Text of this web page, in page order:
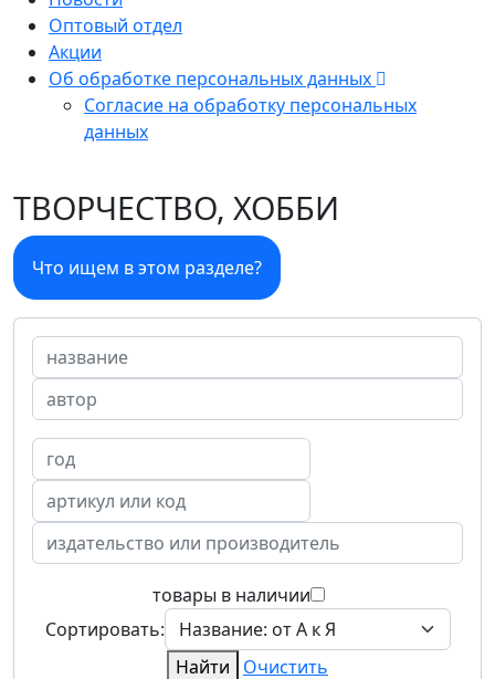
ТВОРЧЕСТВО, ХОББИ
Что ищем в этом разделе?
товары в наличии
Сортировать:
Найти
Очистить
Оптовый отдел
Акции
Об обработке персональных данных
Согласие на обработку персональных
данных